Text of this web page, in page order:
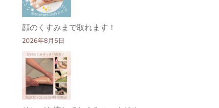
顔のくすみまで取れます！
2026年8月5日